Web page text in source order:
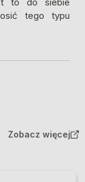
tego typu
Zobacz więcej